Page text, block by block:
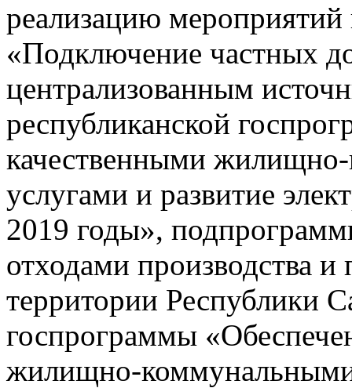
реализацию
«Подключение частных
централизованным
республиканской
качественными
услугами и развитие
2019 годы»,
отходами производства и
территории Республики
госпрограммы
жилищно-коммунальными